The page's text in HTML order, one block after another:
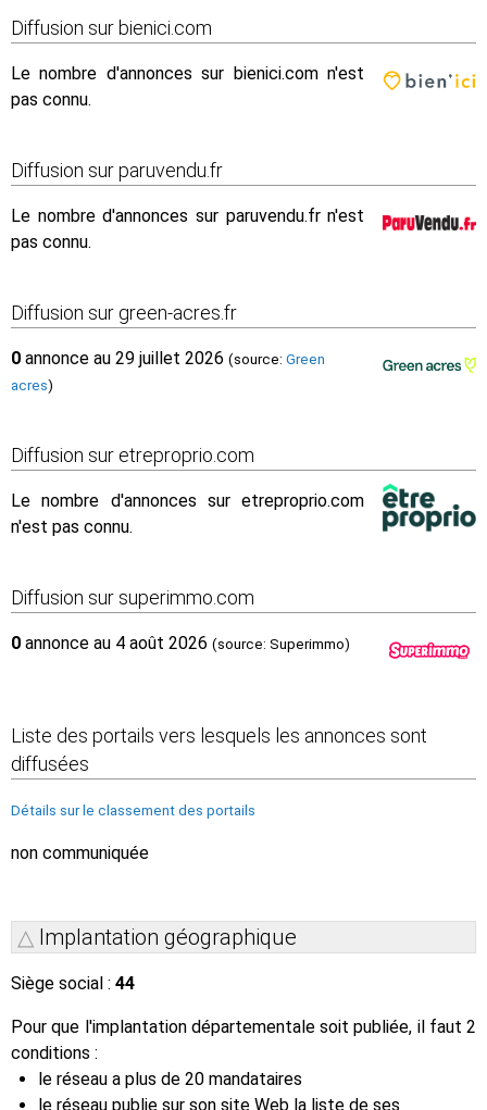
Diffusion sur bienici.com
Le nombre d'annonces sur bienici.com n'est
pas connu.
Diffusion sur paruvendu.fr
Le nombre d'annonces sur paruvendu.fr n'est
pas connu.
Diffusion sur green-acres.fr
0 annonce au 29 juillet 2026 (source: Green
acres)
Diffusion sur etreproprio.com
Le nombre d'annonces sur etreproprio.com
n'est pas connu.
Diffusion sur superimmo.com
0 annonce au 4 août 2026 (source: Superimmo)
Liste des portails vers lesquels les annonces sont
diffusées
Détails sur le classement des portails
non communiquée
Implantation géographique
Siège social : 44
Pour que l'implantation départementale soit publiée, il faut 2
conditions :
le réseau a plus de 20 mandataires
le réseau publie sur son site Web la liste de ses